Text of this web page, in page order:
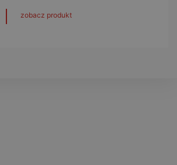
zobacz produkt